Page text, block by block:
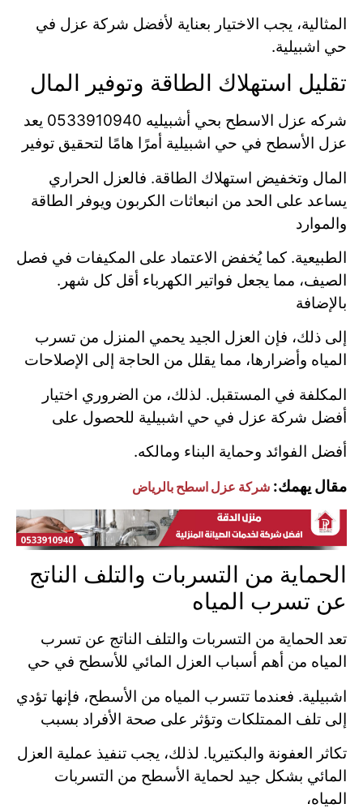
المثالية، يجب الاختيار بعناية لأفضل شركة عزل في
حي اشبيلية.
تقليل استهلاك الطاقة وتوفير المال
شركه عزل الاسطح بحي أشبيليه 0533910940 يعد
عزل الأسطح في حي اشبيلية أمرًا هامًا لتحقيق توفير
المال وتخفيض استهلاك الطاقة. فالعزل الحراري
يساعد على الحد من انبعاثات الكربون ويوفر الطاقة
والموارد
الطبيعية. كما يُخفض الاعتماد على المكيفات في فصل
الصيف، مما يجعل فواتير الكهرباء أقل كل شهر.
بالإضافة
إلى ذلك، فإن العزل الجيد يحمي المنزل من تسرب
المياه وأضرارها، مما يقلل من الحاجة إلى الإصلاحات
المكلفة في المستقبل. لذلك، من الضروري اختيار
أفضل شركة عزل في حي اشبيلية للحصول على
أفضل الفوائد وحماية البناء ومالكه.
مقال يهمك: شركة عزل اسطح بالرياض
الحماية من التسربات والتلف الناتج
عن تسرب المياه
تعد الحماية من التسربات والتلف الناتج عن تسرب
المياه من أهم أسباب العزل المائي للأسطح في حي
اشبيلية. فعندما تتسرب المياه من الأسطح، فإنها تؤدي
إلى تلف الممتلكات وتؤثر على صحة الأفراد بسبب
تكاثر العفونة والبكتيريا. لذلك، يجب تنفيذ عملية العزل
المائي بشكل جيد لحماية الأسطح من التسربات
المياه،